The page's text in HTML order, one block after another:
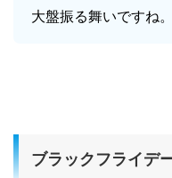
大盤振る舞いですね。
ブラックフライデ